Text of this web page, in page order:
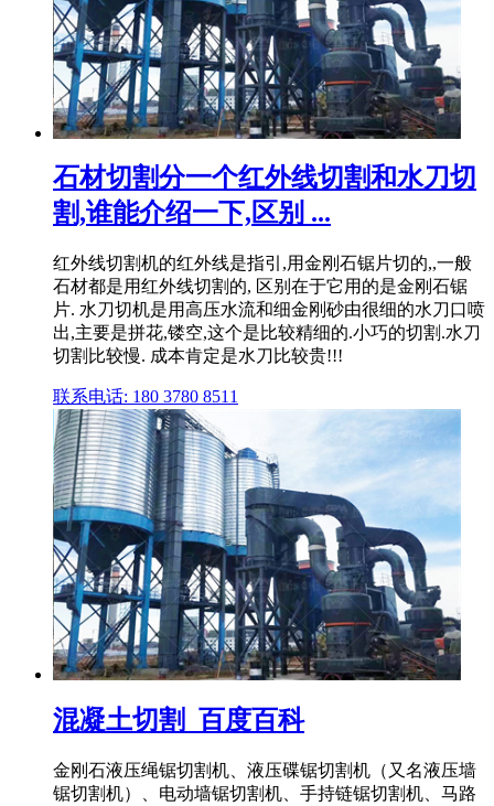
石材切割分一个红外线切割和水刀切
割,谁能介绍一下,区别 ...
红外线切割机的红外线是指引,用金刚石锯片切的,,一般
石材都是用红外线切割的, 区别在于它用的是金刚石锯
片. 水刀切机是用高压水流和细金刚砂由很细的水刀口喷
出,主要是拼花,镂空,这个是比较精细的.小巧的切割.水刀
切割比较慢. 成本肯定是水刀比较贵!!!
联系电话: 180 3780 8511
混凝土切割_百度百科
金刚石液压绳锯切割机、液压碟锯切割机（又名液压墙
锯切割机）、电动墙锯切割机、手持链锯切割机、马路